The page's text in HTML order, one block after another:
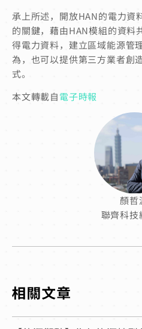
承上所述，開放HAN的電力資
的關鍵，藉由HAN模組的資料
得電力資料，建立區域能源管
為，也可以提供第三方業者創
式。
本文轉載自電子時報
顏哲
聯齊科技